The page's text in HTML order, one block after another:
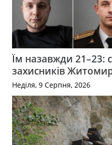
Їм назавжди 21–23:
захисників
Неділя, 9 Серпня, 2026